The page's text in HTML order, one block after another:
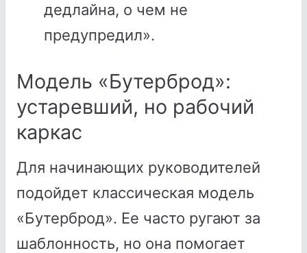
дедлайна, о чем не
предупредил».
Модель «Бутерброд»:
устаревший, но рабочий
каркас
Для начинающих руководителей
подойдет классическая модель
«Бутерброд». Ее часто ругают за
шаблонность, но она помогает